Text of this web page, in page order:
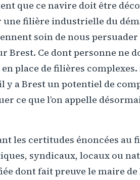
que ce navire doit être
filière industrielle du
soin de nous persuader
Brest. Ce dont personne ne
place de filières complexes.
y a Brest un potentiel de
ce que l’on appelle
les certitudes énoncées au
syndicaux, locaux ou
dont fait preuve le maire